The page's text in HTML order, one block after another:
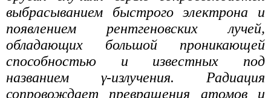
выбрасыванием быстрого электрона и
появлением рентгеновских лучей,
обладающих большой проникающей
способностью и известных под
названием γ-излучения. Радиация
сопровождает превращения атомов и